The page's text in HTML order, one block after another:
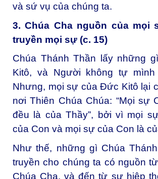
và sứ vụ của chúng ta.
3. Chúa Cha nguồn của mọi
truyền mọi sự (c. 15)
Chúa Thánh Thần lấy những
Kitô, và Người không tự
Nhưng, mọi sự của Đức Kitô lại
nơi Thiên Chúa Chúa: “Mọi sự
đều là của Thầy”, bởi vì mọi
của Con và mọi sự của Con là
Như thế, những gì Chúa
truyền cho chúng ta có nguồn
Chúa Cha, và đến từ sự hiệp